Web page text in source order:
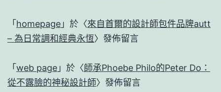
「 homepage 」於〈來自首爾的設計師包件品牌autt
– 為日常調和經典永恆〉發佈留言
「 web page 」於〈師承Phoebe Philo的Peter Do：
從不露臉的神秘設計師〉發佈留言